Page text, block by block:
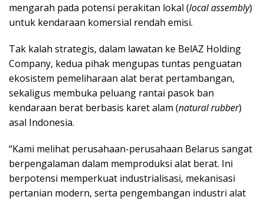
mengarah pada potensi perakitan lokal (local assembly)
untuk kendaraan komersial rendah emisi.
Tak kalah strategis, dalam lawatan ke BelAZ Holding
Company, kedua pihak mengupas tuntas penguatan
ekosistem pemeliharaan alat berat pertambangan,
sekaligus membuka peluang rantai pasok ban
kendaraan berat berbasis karet alam (natural rubber)
asal Indonesia.
“Kami melihat perusahaan-perusahaan Belarus sangat
berpengalaman dalam memproduksi alat berat. Ini
berpotensi memperkuat industrialisasi, mekanisasi
pertanian modern, serta pengembangan industri alat